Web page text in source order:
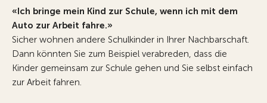
«Ich bringe mein Kind zur Schule, wenn ich mit dem
Auto zur Arbeit fahre.»
Sicher wohnen andere Schulkinder in Ihrer Nachbarschaft.
Dann könnten Sie zum Beispiel verabreden, dass die
Kinder gemeinsam zur Schule gehen und Sie selbst einfach
zur Arbeit fahren.